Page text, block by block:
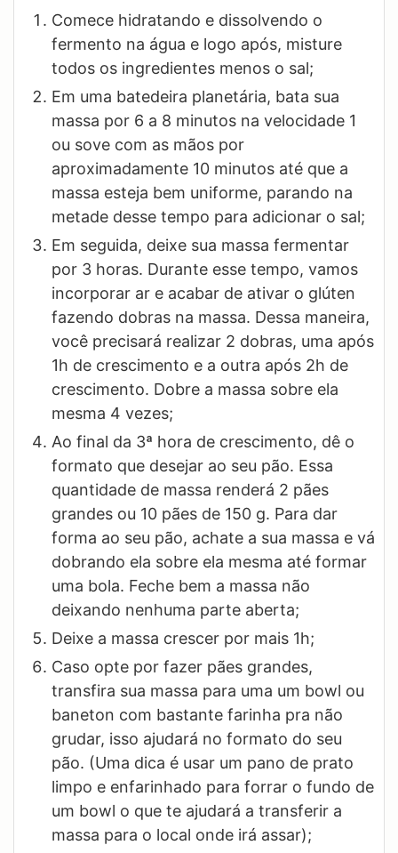
Comece hidratando e dissolvendo o
fermento na água e logo após, misture
todos os ingredientes menos o sal;
Em uma batedeira planetária, bata sua
massa por 6 a 8 minutos na velocidade 1
ou sove com as mãos por
aproximadamente 10 minutos até que a
massa esteja bem uniforme, parando na
metade desse tempo para adicionar o sal;
Em seguida, deixe sua massa fermentar
por 3 horas. Durante esse tempo, vamos
incorporar ar e acabar de ativar o glúten
fazendo dobras na massa. Dessa maneira,
você precisará realizar 2 dobras, uma após
1h de crescimento e a outra após 2h de
crescimento. Dobre a massa sobre ela
mesma 4 vezes;
Ao final da 3ª hora de crescimento, dê o
formato que desejar ao seu pão. Essa
quantidade de massa renderá 2 pães
grandes ou 10 pães de 150 g. Para dar
forma ao seu pão, achate a sua massa e vá
dobrando ela sobre ela mesma até formar
uma bola. Feche bem a massa não
deixando nenhuma parte aberta;
Deixe a massa crescer por mais 1h;
Caso opte por fazer pães grandes,
transfira sua massa para uma um bowl ou
baneton com bastante farinha pra não
grudar, isso ajudará no formato do seu
pão. (Uma dica é usar um pano de prato
limpo e enfarinhado para forrar o fundo de
um bowl o que te ajudará a transferir a
massa para o local onde irá assar);